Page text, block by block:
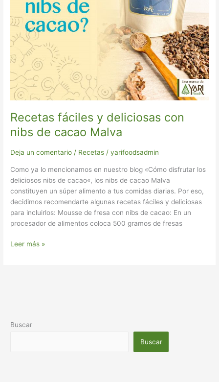
Recetas fáciles y deliciosas con
nibs de cacao Malva
Deja un comentario / Recetas /yarifoodsadmin
Como ya lo mencionamos en nuestro blog «Cómo disfrutar los
deliciosos nibs de cacao«, los nibs de cacao Malva
constituyen un súper alimento a tus comidas diarias. Por eso,
decidimos recomendarte algunas recetas fáciles y deliciosas
para incluirlos: Mousse de fresa con nibs de cacao: En un
procesador de alimentos coloca 500 gramos de fresas
Leer más »
Buscar
Buscar